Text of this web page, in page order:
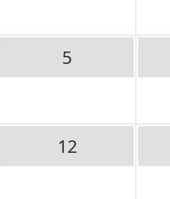
5
12